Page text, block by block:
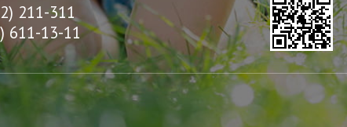
211-311
611-13-11